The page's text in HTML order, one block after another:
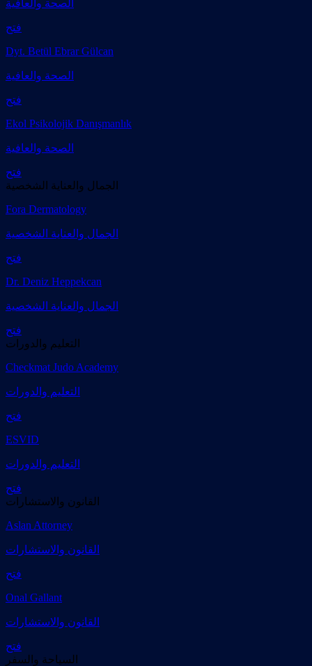
الصحة والعافية
فتح
Dyt. Betül Ebrar Gülcan
الصحة والعافية
فتح
Ekol Psikolojik Danışmanlık
الصحة والعافية
فتح
الجمال والعناية الشخصية
Fora Dermatology
الجمال والعناية الشخصية
فتح
Dr. Deniz Heppekcan
الجمال والعناية الشخصية
فتح
التعليم والدورات
Checkmat Judo Academy
التعليم والدورات
فتح
ESVID
التعليم والدورات
فتح
القانون والاستشارات
Aslan Attorney
القانون والاستشارات
فتح
Onal Gallant
القانون والاستشارات
فتح
السياحة والسفر